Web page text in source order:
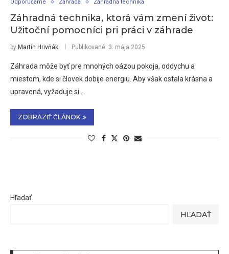
Odporúčame Záhrada Záhradná technika
Záhradná technika, ktorá vám zmení život:
Užitoční pomocníci pri práci v záhrade
by Martin Hrivňák Publikované: 3. mája 2025
Záhrada môže byť pre mnohých oázou pokoja, oddychu a
miestom, kde si človek dobije energiu. Aby však ostala krásna a
upravená, vyžaduje si …
ZOBRAZIŤ ČLÁNOK
Hľadať
HĽADAŤ